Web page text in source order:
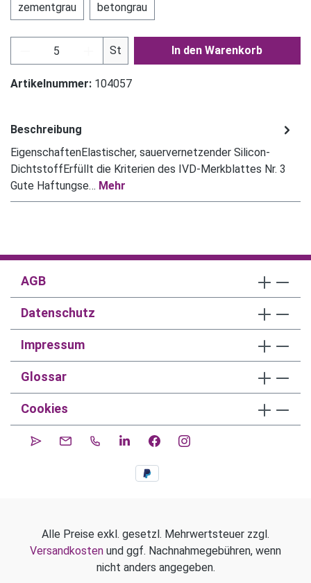
zementgrau betongrau
Produkt Anzahl: Gib den gewünschten Wert
St In den Warenkorb
Artikelnummer: 104057
Beschreibung
EigenschaftenElastischer, sauervernetzender Silicon-
DichtstoffErfüllt die Kriterien des IVD-Merkblattes Nr. 3
Gute Haftungse… Mehr
AGB
Datenschutz
Impressum
Glossar
Cookies
Alle Preise exkl. gesetzl. Mehrwertsteuer zzgl.
Versandkosten und ggf. Nachnahmegebühren, wenn
nicht anders angegeben.